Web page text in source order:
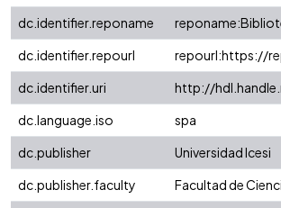
dc.identifier.reponame
dc.identifier.repourl
repourl:https://
dc.identifier.uri
http://
dc.language.iso
spa
dc.publisher
Universidad Icesi
dc.publisher.faculty
Facultad de